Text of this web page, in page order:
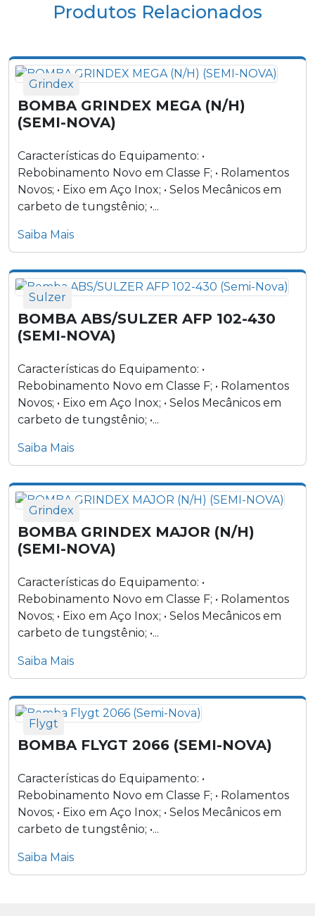
Bomba FLYGT 5150 (Semi-Nova)
Produtos Relacionados
Grindex
BOMBA GRINDEX MEGA (N/H)
(SEMI-NOVA)
Características do Equipamento: •
Rebobinamento Novo em Classe F; • Rolamentos
Novos; • Eixo em Aço Inox; • Selos Mecânicos em
carbeto de tungstênio; •...
Saiba Mais
Sulzer
BOMBA ABS/SULZER AFP 102-430
(SEMI-NOVA)
Características do Equipamento: •
Rebobinamento Novo em Classe F; • Rolamentos
Novos; • Eixo em Aço Inox; • Selos Mecânicos em
carbeto de tungstênio; •...
Saiba Mais
Grindex
BOMBA GRINDEX MAJOR (N/H)
(SEMI-NOVA)
Características do Equipamento: •
Rebobinamento Novo em Classe F; • Rolamentos
Novos; • Eixo em Aço Inox; • Selos Mecânicos em
carbeto de tungstênio; •...
Saiba Mais
Flygt
BOMBA FLYGT 2066 (SEMI-NOVA)
Características do Equipamento: •
Rebobinamento Novo em Classe F; • Rolamentos
Novos; • Eixo em Aço Inox; • Selos Mecânicos em
carbeto de tungstênio; •...
Saiba Mais